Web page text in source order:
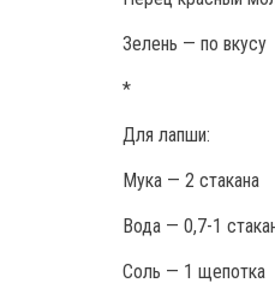
Зелень — по вкусу
*
Для лапши:
Мука — 2 стакана
Вода — 0,7-1
Соль — 1 щепотка